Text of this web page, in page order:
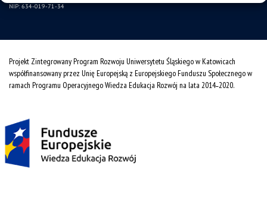
NIP: 634-019-71-34
Projekt Zintegrowany Program Rozwoju Uniwersytetu Śląskiego w Katowicach
współfinansowany przez Unię Europejską z Europejskiego Funduszu Społecznego w
ramach Programu Operacyjnego Wiedza Edukacja Rozwój na lata 2014˗2020.